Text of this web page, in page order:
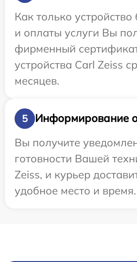
Как только устройство
и оплаты услуги Вы
фирменный
устройства Carl Zeiss
месяцев.
5
Информирование о
Вы получите
готовности Вашей
Zeiss, и курьер
удобное место и время.